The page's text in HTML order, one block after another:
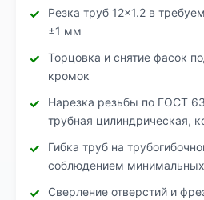
Резка труб 12×1.2 в
±1 мм
Торцовка и снятие фасок
кромок
Нарезка резьбы по ГОСТ
трубная цилиндрическая,
Гибка труб на
соблюдением
Сверление отверстий и